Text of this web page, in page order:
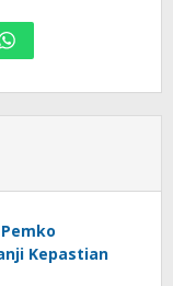
Kepastian